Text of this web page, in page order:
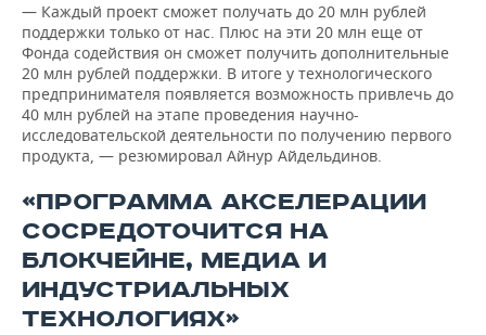
— Каждый проект сможет получать до 20 млн рублей
поддержки только от нас. Плюс на эти 20 млн еще от
Фонда содействия он сможет получить дополнительные
20 млн рублей поддержки. В итоге у технологического
предпринимателя появляется возможность привлечь до
40 млн рублей на этапе проведения научно-
исследовательской деятельности по получению первого
продукта, — резюмировал Айнур Айдельдинов.
«ПРОГРАММА АКСЕЛЕРАЦИИ
СОСРЕДОТОЧИТСЯ НА
БЛОКЧЕЙНЕ, МЕДИА И
ИНДУСТРИАЛЬНЫХ
ТЕХНОЛОГИЯХ»